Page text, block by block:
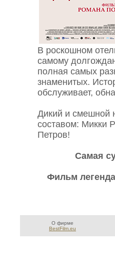
В роскошном
самому
полная самых
знаменитых.
обслуживает,
Дикий и смешной
составом: Микки
Петров!
Самая
Фильм
О фирме
BestFilm.eu